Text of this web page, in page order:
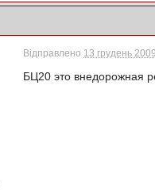
Відправлено 13 грудень
БЦ20 это внедорожная